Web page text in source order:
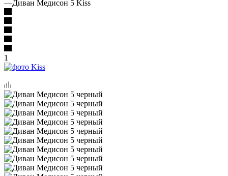
—Диван Медисон 5 Kiss
1